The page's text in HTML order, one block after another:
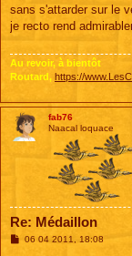
s
a
sans s'attarder sur le
je recto rend
Au revoir, à bientôt
Routard, https://
fab76
Naacal loquace
Re: Médaillon
M06 04 2011, 18:08